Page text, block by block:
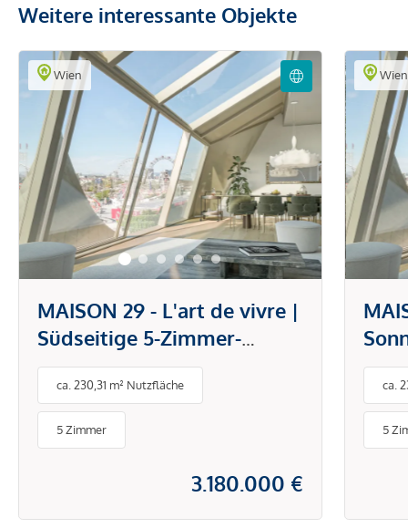
Weitere interessante Objekte
Wien
MAISON 29 - L'art de vivre |
Südseitige 5-Zimmer-
Maisonette mit
Dachterrasse und privatem
Liftausstieg! Blick über den
Prater!
ca. 230,31 m² Nutzfläche
5 Zimmer
3.180.000 €
Wien
den
ca.
5